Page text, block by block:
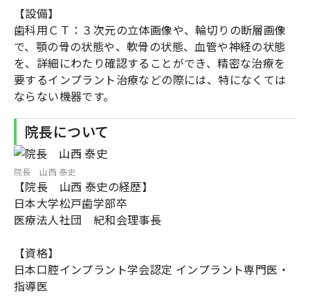
【設備】
歯科用ＣＴ：３次元の立体画像や、輪切りの断層画像
で、顎の骨の状態や、軟骨の状態、血管や神経の状態
を、詳細にわたり確認することができ、精密な治療を
要するインプラント治療などの際には、特になくては
ならない機器です。
院長について
院長 山西 泰史
【院長 山西 泰史の経歴】
日本大学松戸歯学部卒
医療法人社団 紀和会理事長
【資格】
日本口腔インプラント学会認定 インプラント専門医・
指導医